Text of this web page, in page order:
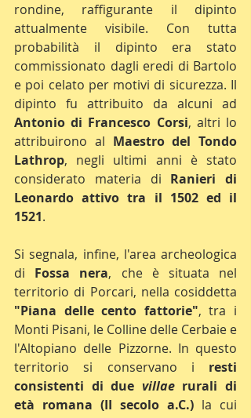
rondine, raffigurante il dipinto
attualmente visibile. Con tutta
probabilità il dipinto era stato
commissionato dagli eredi di Bartolo
e poi celato per motivi di sicurezza. Il
Antonio di Francesco Corsi, altri lo
attribuirono al Maestro del Tondo
Lathrop, negli ultimi anni è stato
considerato materia di Ranieri di
Leonardo attivo tra il 1502 ed il
1521.
Si segnala, infine, l'area archeologica
di Fossa nera, che è situata nel
"Piana delle cento fattorie", tra i
Monti Pisani, le Colline delle Cerbaie e
l'Altopiano delle Pizzorne. In questo
territorio si conservano i resti
consistenti di due villae rurali di
età romana (II secolo a.C.) la cui